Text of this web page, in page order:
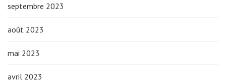
septembre 2023
août 2023
mai 2023
avril 2023